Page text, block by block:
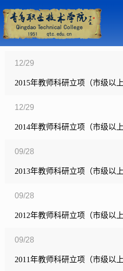
12/29
2015年教师科研立项（市级以
12/29
2014年教师科研立项（市级以
09/28
2013年教师科研立项（市级以
09/28
2012年教师科研立项（市级以
09/28
2011年教师科研立项（市级以